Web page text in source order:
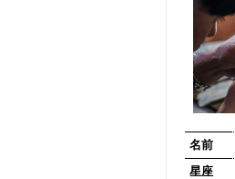
名前
星座